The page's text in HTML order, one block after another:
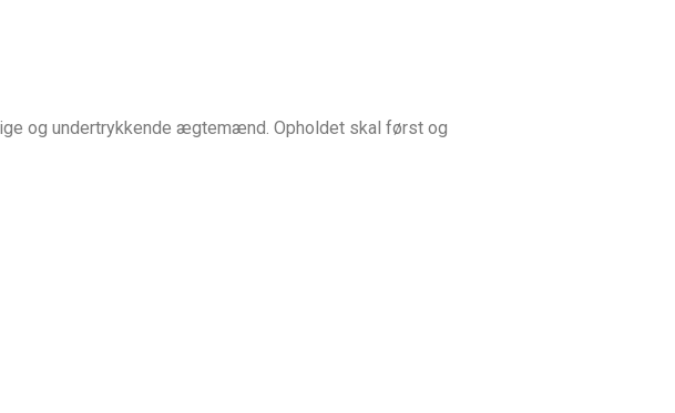
og undertrykkende ægtemænd. Opholdet skal først og